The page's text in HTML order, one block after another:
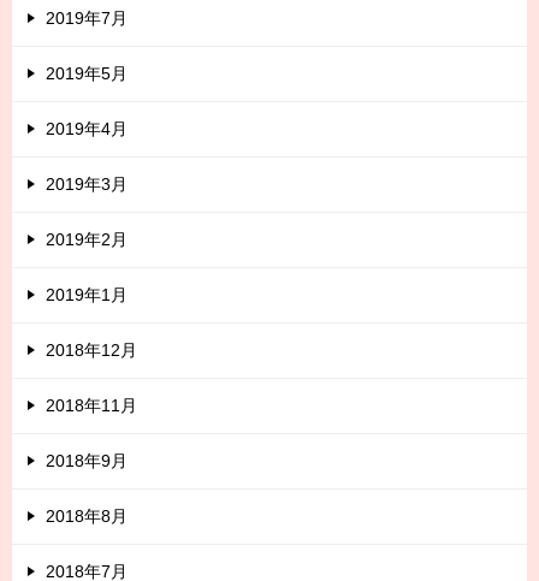
2019年7月
2019年5月
2019年4月
2019年3月
2019年2月
2019年1月
2018年12月
2018年11月
2018年9月
2018年8月
2018年7月